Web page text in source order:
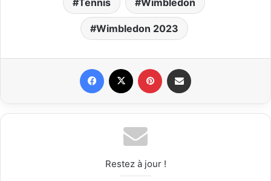
Tennis Wimbledon
Wimbledon 2023
Restez à jour !